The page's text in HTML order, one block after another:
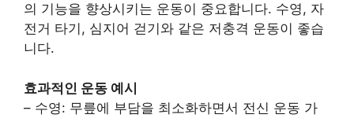
의 기능을 향상시키는 운동이 중요합니다. 수영, 자
전거 타기, 심지어 걷기와 같은 저충격 운동이 좋습
니다.
효과적인 운동 예시
– 수영: 무릎에 부담을 최소화하면서 전신 운동 가